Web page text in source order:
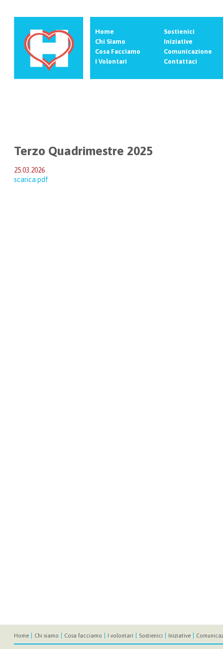
Home
Sostienici
Chi Siamo
Iniziative
Cosa Facciamo
Comunicazione
I Volontari
Contattaci
Terzo Quadrimestre 2025
25.03.2026
scarica pdf
Home Chi siamo Cosa facciamo I volontari Sostienici Iniziative